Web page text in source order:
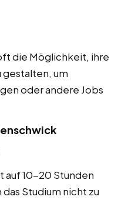
die Möglichkeit, ihre
um
oder andere Jobs
auf 10-20 Stunden
Studium nicht zu